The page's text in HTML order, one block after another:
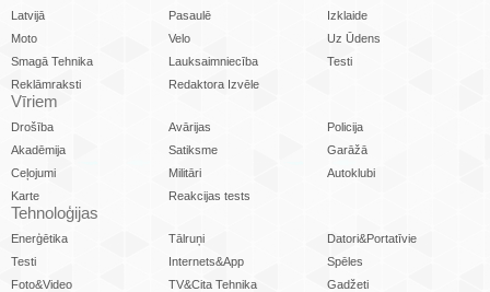
Latvijā Pasaulē
Izklaide
Moto
Velo
Uz Ūdens
Smagā Tehnika
Lauksaimniecība
Testi
Reklāmraksti
Redaktora Izvēle
Vīriem
Drošība Avārijas
Policija
Akadēmija
Satiksme
Garāžā
Ceļojumi
Militāri
Autoklubi
Karte
Reakcijas tests
Tehnoloģijas
Enerģētika Tālruņi
Datori&Portatīvie
Testi
Internets&App
Spēles
Foto&Video
TV&Cita Tehnika
Gadžeti